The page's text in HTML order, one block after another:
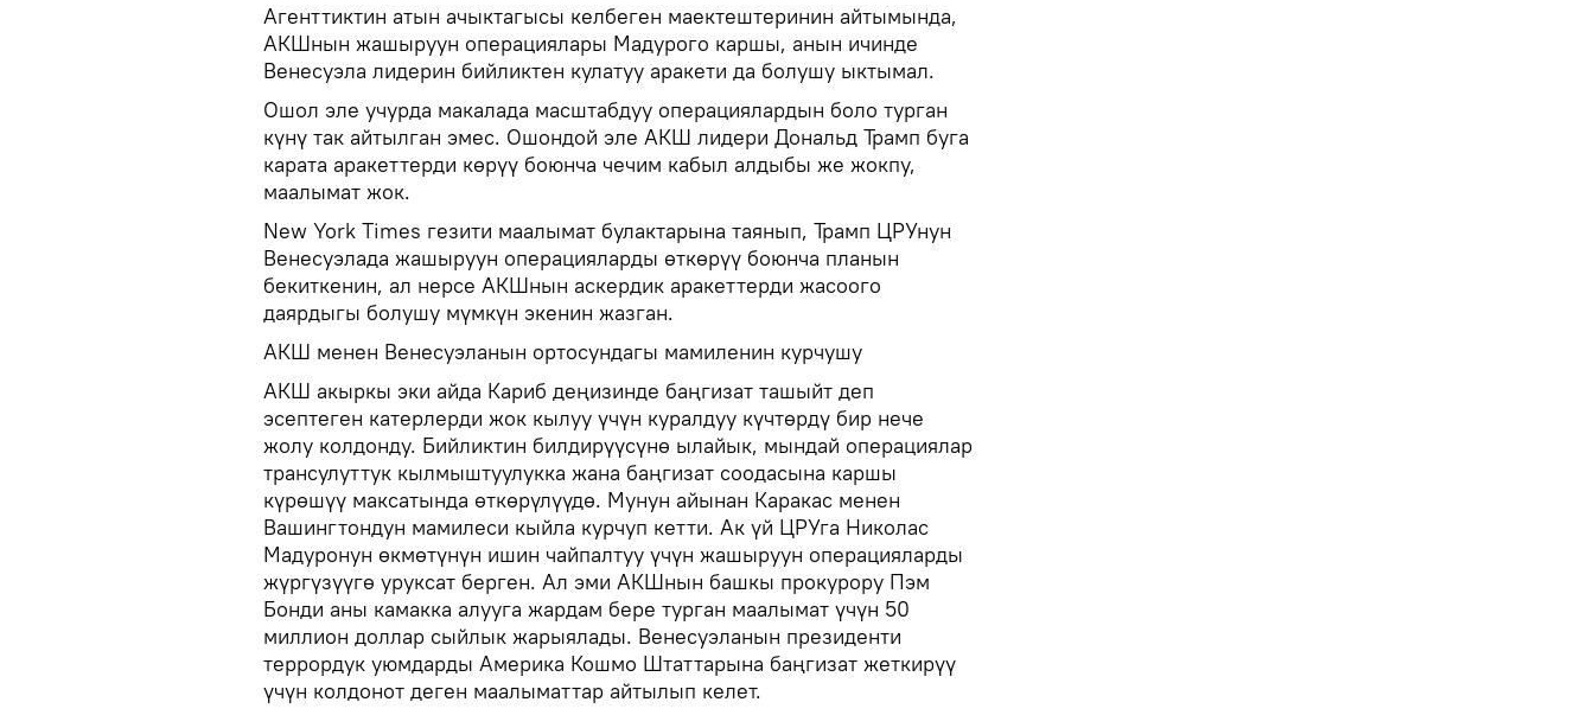
Агенттиктин атын ачыктагысы келбеген маектештеринин айтымында,
АКШнын жашыруун операциялары Мадурого каршы, анын ичинде
Венесуэла лидерин бийликтен кулатуу аракети да болушу ыктымал.
Ошол эле учурда макалада масштабдуу операциялардын боло турган
күнү так айтылган эмес. Ошондой эле АКШ лидери Дональд Трамп буга
карата аракеттерди көрүү боюнча чечим кабыл алдыбы же жокпу,
маалымат жок.
New York Times гезити маалымат булактарына таянып, Трамп ЦРУнун
Венесуэлада жашыруун операцияларды өткөрүү боюнча планын
бекиткенин, ал нерсе АКШнын аскердик аракеттерди жасоого
даярдыгы болушу мүмкүн экенин жазган.
АКШ менен Венесуэланын ортосундагы мамиленин курчушу
АКШ акыркы эки айда Кариб деңизинде баңгизат ташыйт деп
эсептеген катерлерди жок кылуу үчүн куралдуу күчтөрдү бир нече
жолу колдонду. Бийликтин билдирүүсүнө ылайык, мындай операциялар
трансулуттук кылмыштуулукка жана баңгизат соодасына каршы
күрөшүү максатында өткөрүлүүдө. Мунун айынан Каракас менен
Вашингтондун мамилеси кыйла курчуп кетти. Ак үй ЦРУга Николас
Мадуронун өкмөтүнүн ишин чайпалтуу үчүн жашыруун операцияларды
жүргүзүүгө уруксат берген. Ал эми АКШнын башкы прокурору Пэм
Бонди аны камакка алууга жардам бере турган маалымат үчүн 50
миллион доллар сыйлык жарыялады. Венесуэланын президенти
террордук уюмдарды Америка Кошмо Штаттарына баңгизат жеткирүү
үчүн колдонот деген маалыматтар айтылып келет.